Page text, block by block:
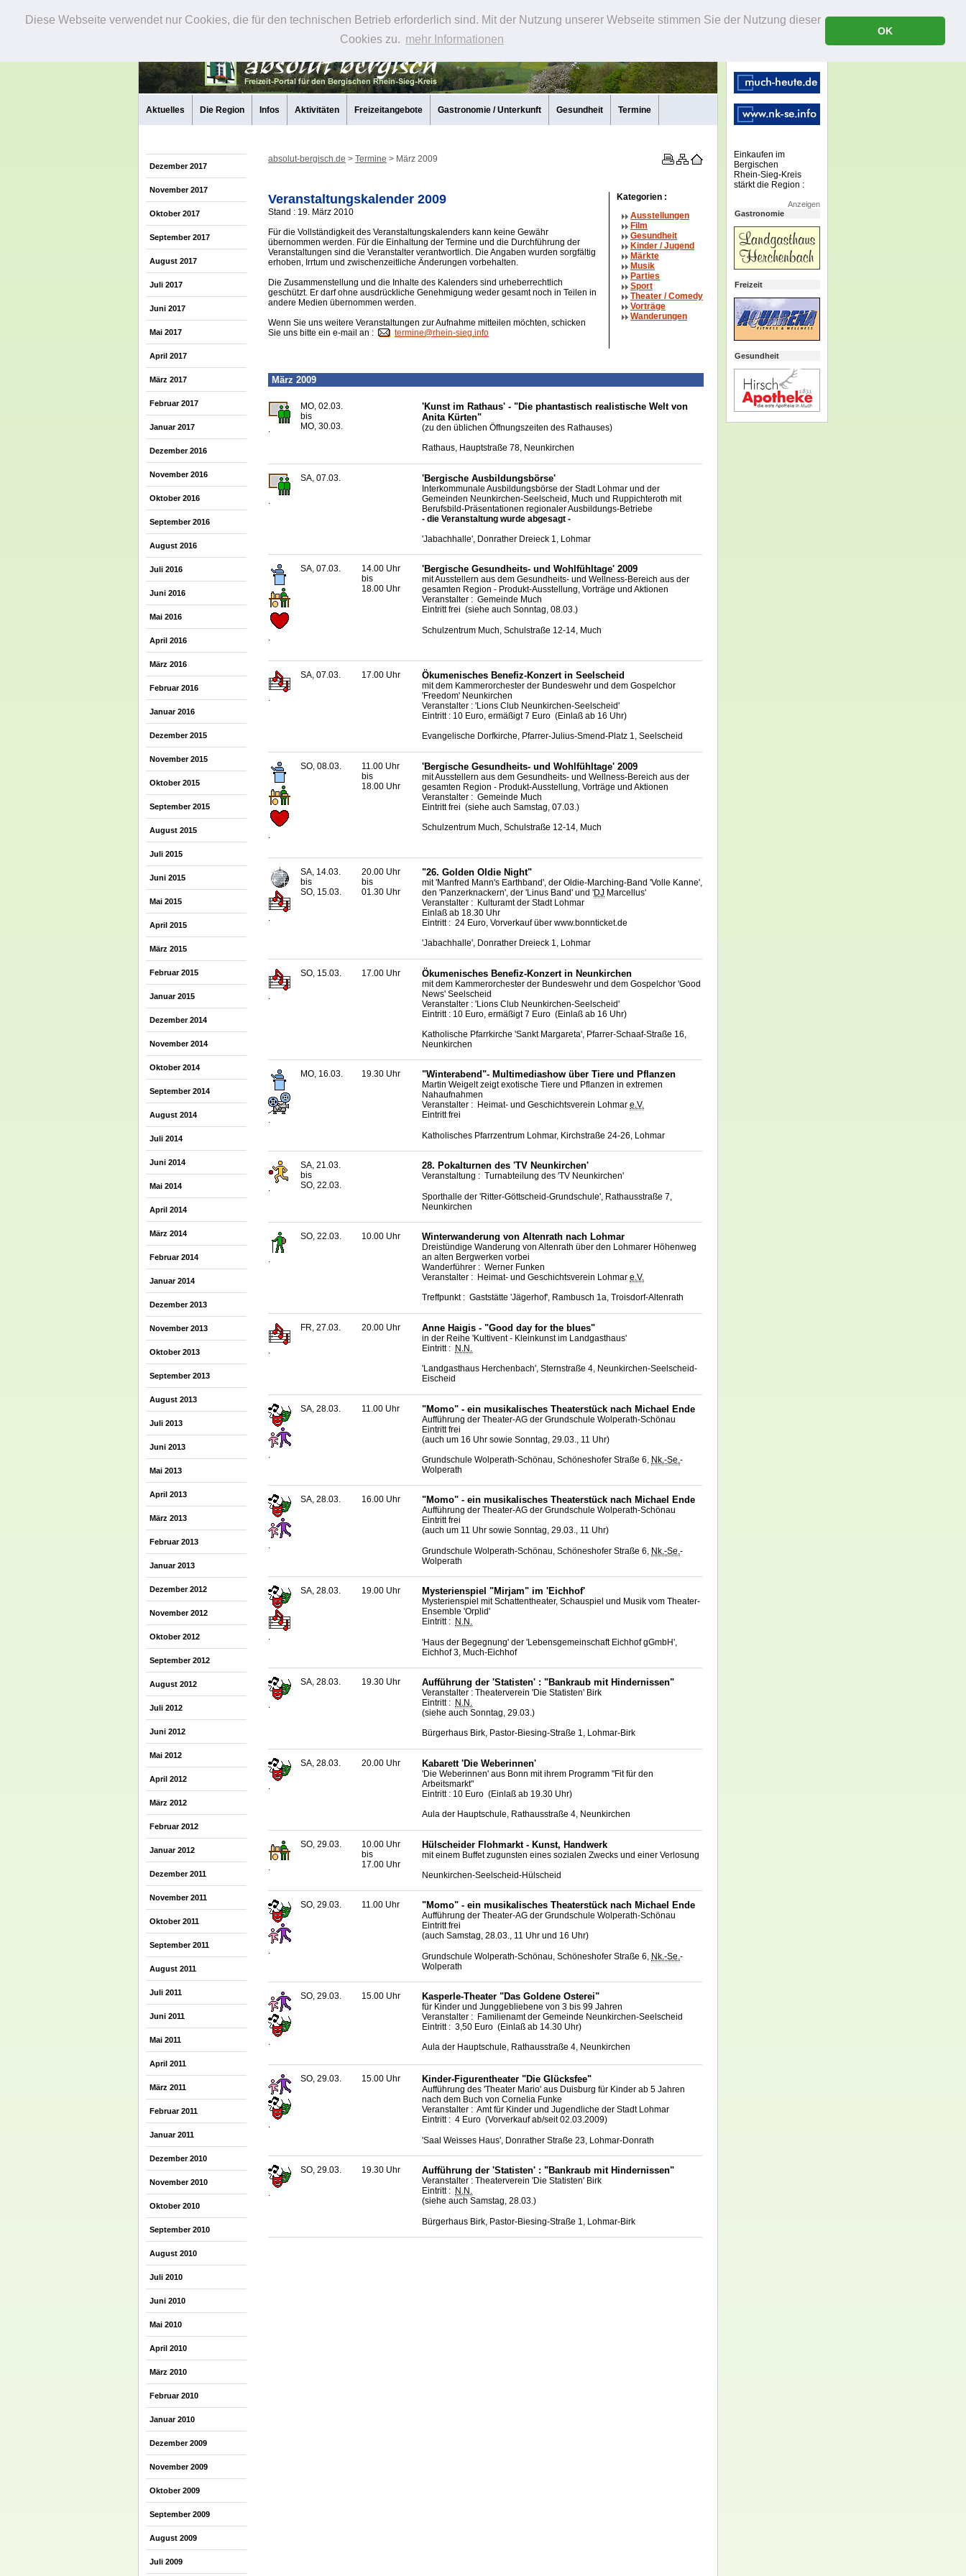
Diese Webseite verwendet nur Cookies, die für den technischen Betrieb erforderlich sind. Mit der Nutzung unserer Webseite stimmen Sie der Nutzung dieser
Cookies zu. mehr Informationen
OK
Aktuelles Die Region Infos Aktivitäten Freizeitangebote Gastronomie / Unterkunft Gesundheit Termine
Dezember 2017
November 2017
Oktober 2017
September 2017
August 2017
Juli 2017
Juni 2017
Mai 2017
April 2017
März 2017
Februar 2017
Januar 2017
Dezember 2016
November 2016
Oktober 2016
September 2016
August 2016
Juli 2016
Juni 2016
Mai 2016
April 2016
März 2016
Februar 2016
Januar 2016
Dezember 2015
November 2015
Oktober 2015
September 2015
August 2015
Juli 2015
Juni 2015
Mai 2015
April 2015
März 2015
Februar 2015
Januar 2015
Dezember 2014
November 2014
Oktober 2014
September 2014
August 2014
Juli 2014
Juni 2014
Mai 2014
April 2014
März 2014
Februar 2014
Januar 2014
Dezember 2013
November 2013
Oktober 2013
September 2013
August 2013
Juli 2013
Juni 2013
Mai 2013
April 2013
März 2013
Februar 2013
Januar 2013
Dezember 2012
November 2012
Oktober 2012
September 2012
August 2012
Juli 2012
Juni 2012
Mai 2012
April 2012
März 2012
Februar 2012
Januar 2012
Dezember 2011
November 2011
Oktober 2011
September 2011
August 2011
Juli 2011
Juni 2011
Mai 2011
April 2011
März 2011
Februar 2011
Januar 2011
Dezember 2010
November 2010
Oktober 2010
September 2010
August 2010
Juli 2010
Juni 2010
Mai 2010
April 2010
März 2010
Februar 2010
Januar 2010
Dezember 2009
November 2009
Oktober 2009
September 2009
August 2009
Juli 2009
absolut-bergisch.de > Termine > März 2009
Veranstaltungskalender 2009
Stand : 19. März 2010
Für die Vollständigkeit des Veranstaltungskalenders kann keine Gewähr
übernommen werden. Für die Einhaltung der Termine und die Durchführung der
Veranstaltungen sind die Veranstalter verantwortlich. Die Angaben wurden sorgfältig
erhoben, Irrtum und zwischenzeitliche Änderungen vorbehalten.
Die Zusammenstellung und die Inhalte des Kalenders sind urheberrechtlich
geschützt. Er darf ohne ausdrückliche Genehmigung weder gesamt noch in Teilen in
andere Medien übernommen werden.
Wenn Sie uns weitere Veranstaltungen zur Aufnahme mitteilen möchten, schicken
Sie uns bitte ein e-mail an :
termine@rhein-sieg.info
Kategorien :
Ausstellungen
Film
Gesundheit
Kinder / Jugend
Märkte
Musik
Parties
Sport
Theater /Comedy
Vorträge
Wanderungen
März 2009
MO, 02.03.
bis
MO, 30.03.
'Kunst im Rathaus' - "Die phantastisch realistische Welt von
Anita Kürten"
(zu den üblichen Öffnungszeiten des Rathauses)
Rathaus, Hauptstraße 78, Neunkirchen
SA, 07.03. 'Bergische Ausbildungsbörse'
Interkommunale Ausbildungsbörse der Stadt Lohmar und der
Gemeinden Neunkirchen-Seelscheid, Much und Ruppichteroth mit
Berufsbild-Präsentationen regionaler Ausbildungs-Betriebe
- die Veranstaltung wurde abgesagt -
'Jabachhalle', Donrather Dreieck 1, Lohmar
.
SA, 07.03.
14.00 Uhr
bis
18.00 Uhr
'Bergische Gesundheits- und Wohlfühltage' 2009
mit Ausstellern aus dem Gesundheits- und Wellness-Bereich aus der
gesamten Region - Produkt-Ausstellung, Vorträge und Aktionen
Veranstalter : Gemeinde Much
Eintritt frei (siehe auch Sonntag, 08.03.)
Schulzentrum Much, Schulstraße 12-14, Much
SA, 07.03. 17.00 Uhr Ökumenisches Benefiz-Konzert in Seelscheid
mit dem Kammerorchester der Bundeswehr und dem Gospelchor
'Freedom' Neunkirchen
Veranstalter : 'Lions Club Neunkirchen-Seelscheid'
Eintritt : 10 Euro, ermäßigt 7 Euro (Einlaß ab 16 Uhr)
Evangelische Dorfkirche, Pfarrer-Julius-Smend-Platz 1, Seelscheid
SO, 08.03.
11.00 Uhr
bis
18.00 Uhr
'Bergische Gesundheits- und Wohlfühltage' 2009
mit Ausstellern aus dem Gesundheits- und Wellness-Bereich aus der
gesamten Region - Produkt-Ausstellung, Vorträge und Aktionen
Veranstalter : Gemeinde Much
Eintritt frei (siehe auch Samstag, 07.03.)
Schulzentrum Much, Schulstraße 12-14, Much
.
SA, 14.03.
bis
SO, 15.03.
20.00 Uhr
bis
01.30 Uhr
"26. Golden Oldie Night"
mit 'Manfred Mann's Earthband', der Oldie-Marching-Band 'Volle Kanne',
den 'Panzerknackern', der 'Linus Band' und 'DJ Marcellus'
Veranstalter : Kulturamt der Stadt Lohmar
Einlaß ab 18.30 Uhr
Eintritt : 24 Euro, Vorverkauf über www.bonnticket.de
'Jabachhalle', Donrather Dreieck 1, Lohmar
SO, 15.03. 17.00 Uhr Ökumenisches Benefiz-Konzert in Neunkirchen
mit dem Kammerorchester der Bundeswehr und dem Gospelchor 'Good
News' Seelscheid
Veranstalter : 'Lions Club Neunkirchen-Seelscheid'
Eintritt : 10 Euro, ermäßigt 7 Euro (Einlaß ab 16 Uhr)
Katholische Pfarrkirche 'Sankt Margareta', Pfarrer-Schaaf-Straße 16,
Neunkirchen
.
MO, 16.03. 19.30 Uhr "Winterabend"- Multimediashow über Tiere und Pflanzen
Martin Weigelt zeigt exotische Tiere und Pflanzen in extremen
Nahaufnahmen
Veranstalter : Heimat- und Geschichtsverein Lohmar e.V.
Eintritt frei
Katholisches Pfarrzentrum Lohmar, Kirchstraße 24-26, Lohmar
.
SA, 21.03.
bis
SO, 22.03.
28. Pokalturnen des 'TV Neunkirchen'
Veranstaltung : Turnabteilung des 'TV Neunkirchen'
Sporthalle der 'Ritter-Göttscheid-Grundschule', Rathausstraße 7,
Neunkirchen
.
SO, 22.03. 10.00 Uhr Winterwanderung von Altenrath nach Lohmar
Dreistündige Wanderung von Altenrath über den Lohmarer Höhenweg
an alten Bergwerken vorbei
Wanderführer : Werner Funken
Veranstalter : Heimat- und Geschichtsverein Lohmar e.V.
Treffpunkt : Gaststätte 'Jägerhof', Rambusch 1a, Troisdorf-Altenrath
.
FR, 27.03. 20.00 Uhr Anne Haigis - "Good day for the blues"
in der Reihe 'Kultivent - Kleinkunst im Landgasthaus'
Eintritt : N.N.
'Landgasthaus Herchenbach', Sternstraße 4, Neunkirchen-Seelscheid-
Eischeid
SA, 28.03. 11.00 Uhr "Momo" - ein musikalisches Theaterstück nach Michael Ende
Aufführung der Theater-AG der Grundschule Wolperath-Schönau
Eintritt frei
(auch um 16 Uhr sowie Sonntag, 29.03., 11 Uhr)
Grundschule Wolperath-Schönau, Schöneshofer Straße 6, Nk.-Se.-
Wolperath
.
SA, 28.03. 16.00 Uhr "Momo" - ein musikalisches Theaterstück nach Michael Ende
Aufführung der Theater-AG der Grundschule Wolperath-Schönau
Eintritt frei
(auch um 11 Uhr sowie Sonntag, 29.03., 11 Uhr)
Grundschule Wolperath-Schönau, Schöneshofer Straße 6, Nk.-Se. -
Wolperath
.
SA, 28.03. 19.00 Uhr Mysterienspiel "Mirjam" im 'Eichhof'
Mysterienspiel mit Schattentheater, Schauspiel und Musik vom Theater-
Ensemble 'Orplid'
Eintritt : N.N.
'Haus der Begegnung' der 'Lebensgemeinschaft Eichhof gGmbH',
Eichhof 3, Much-Eichhof
.
SA, 28.03. 19.30 Uhr Aufführung der 'Statisten' : "Bankraub mit Hindernissen"
Veranstalter : Theaterverein 'Die Statisten' Birk
Eintritt : N.N.
(siehe auch Sonntag, 29.03.)
Bürgerhaus Birk, Pastor-Biesing-Straße 1, Lohmar-Birk
SA, 28.03. 20.00 Uhr Kabarett 'Die Weberinnen'
'Die Weberinnen' aus Bonn mit ihrem Programm "Fit für den
Arbeitsmarkt"
Eintritt : 10 Euro (Einlaß ab 19.30 Uhr)
Aula der Hauptschule, Rathausstraße 4, Neunkirchen
SO, 29.03.
10.00 Uhr
bis
17.00 Uhr
Hülscheider Flohmarkt - Kunst, Handwerk
mit einem Buffet zugunsten eines sozialen Zwecks und einer Verlosung
Neunkirchen-Seelscheid-Hülscheid
.
SO, 29.03. 11.00 Uhr "Momo" - ein musikalisches Theaterstück nach Michael Ende
Aufführung der Theater-AG der Grundschule Wolperath-Schönau
Eintritt frei
(auch Samstag, 28.03., 11 Uhr und 16 Uhr)
Grundschule Wolperath-Schönau, Schöneshofer Straße 6, Nk.-Se. -
Wolperath
.
SO, 29.03. 15.00 Uhr Kasperle-Theater "Das Goldene Osterei"
für Kinder und Junggebliebene von 3 bis 99 Jahren
Veranstalter : Familienamt der Gemeinde Neunkirchen-Seelscheid
Eintritt : 3,50 Euro (Einlaß ab 14.30 Uhr)
Aula der Hauptschule, Rathausstraße 4, Neunkirchen
.
SO, 29.03. 15.00 Uhr Kinder-Figurentheater "Die Glücksfee"
Aufführung des 'Theater Mario' aus Duisburg für Kinder ab 5 Jahren
nach dem Buch von Cornelia Funke
Veranstalter : Amt für Kinder und Jugendliche der Stadt Lohmar
Eintritt : 4 Euro (Vorverkauf ab/seit 02.03.2009)
'Saal Weisses Haus', Donrather Straße 23, Lohmar-Donrath
.
SO, 29.03. 19.30 Uhr Aufführung der 'Statisten' : "Bankraub mit Hindernissen"
Veranstalter : Theaterverein 'Die Statisten' Birk
Eintritt : N.N.
(siehe auch Samstag, 28.03.)
Bürgerhaus Birk, Pastor-Biesing-Straße 1, Lohmar-Birk
Einkaufen im
Bergischen
Rhein-Sieg-Kreis
stärkt die Region :
Anzeigen
Gastronomie
Freizeit
Gesundheit